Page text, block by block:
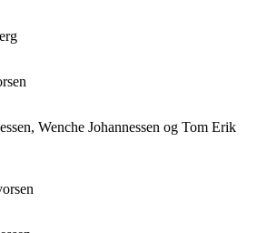
Wenche Johannessen og Tom Erik